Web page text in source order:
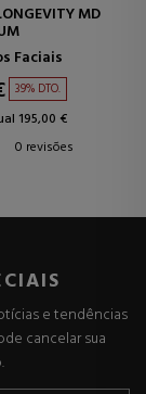
MD
Faciais
39% DTO.
195,00 €
0 revisões
e tendências
cancelar sua